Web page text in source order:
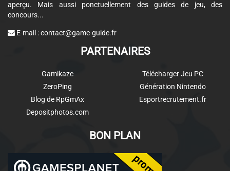
aperçu. Mais aussi ponctuellement des guides de jeu, des
concours...
E-mail :contact@game-guide.fr
PARTENAIRES
Gamikaze
ZeroPing
Blog de RpGmAx
Depositphotos.com
Télécharger Jeu PC
Génération Nintendo
Esportrecrutement.fr
BON PLAN